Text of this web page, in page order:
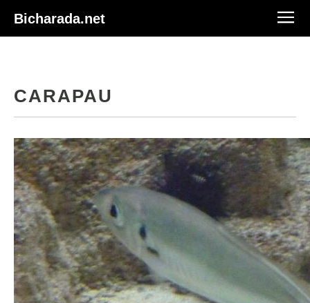
Bicharada.net
CARAPAU